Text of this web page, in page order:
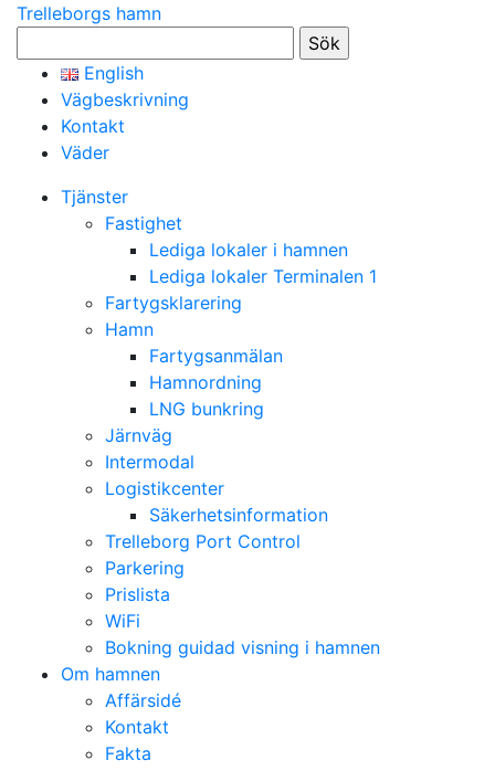
Trelleborgs hamn
efter:
English
Vägbeskrivning
Kontakt
Väder
Tjänster
Fastighet
Lediga lokaler i hamnen
Lediga lokaler Terminalen 1
Fartygsklarering
Hamn
Fartygsanmälan
Hamnordning
LNG bunkring
Järnväg
Intermodal
Logistikcenter
Säkerhetsinformation
Trelleborg Port Control
Parkering
Prislista
WiFi
Bokning guidad visning i hamnen
Om hamnen
Affärsidé
Kontakt
Fakta